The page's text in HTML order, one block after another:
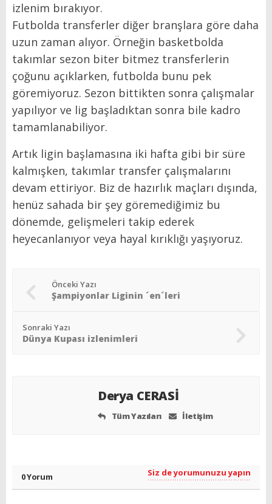
izlenim bırakıyor.
Futbolda transferler diğer branşlara göre daha
uzun zaman alıyor. Örneğin basketbolda
takımlar sezon biter bitmez transferlerin
çoğunu açıklarken, futbolda bunu pek
göremiyoruz. Sezon bittikten sonra çalışmalar
yapılıyor ve lig başladıktan sonra bile kadro
tamamlanabiliyor.
Artık ligin başlamasına iki hafta gibi bir süre
kalmışken, takımlar transfer çalışmalarını
devam ettiriyor. Biz de hazırlık maçları dışında,
henüz sahada bir şey göremediğimiz bu
dönemde, gelişmeleri takip ederek
heyecanlanıyor veya hayal kırıklığı yaşıyoruz.
Önceki Yazı
Şampiyonlar Liginin ´en´leri
Sonraki Yazı
Dünya Kupası izlenimleri
Derya CERASİ
Tüm Yazıları İletişim
0 Yorum Siz de yorumunuzu yapın